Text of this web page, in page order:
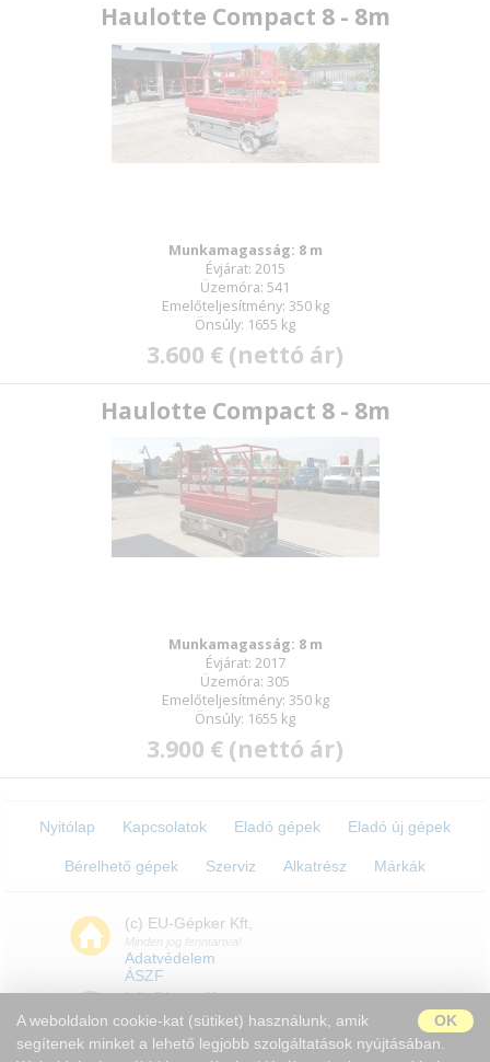
OK
A weboldalon cookie-kat (sütiket) használunk, amik
segítenek minket a lehető legjobb szolgáltatások nyújtásában.
Haulotte Compact 8 - 8m
Munkamagasság: 8 m
Évjárat: 2015
Üzemóra: 541
Emelőteljesítmény: 350 kg
Önsúly: 1655 kg
3.600 € (nettó ár)
Haulotte Compact 8 - 8m
Munkamagasság: 8 m
Évjárat: 2017
Üzemóra: 305
Emelőteljesítmény: 350 kg
Önsúly: 1655 kg
3.900 € (nettó ár)
Nyitólap Kapcsolatok Eladó gépek Eladó új gépek
Bérelhető gépek Szerviz Alkatrész Márkák
(c) EU-Gépker Kft,
Minden jog fenntartva!
Adatvédelem
ÁSZF
info@boomlift.eu